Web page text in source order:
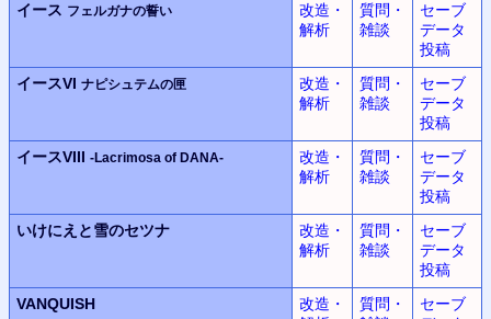
イース フェルガナの誓い
改造・
解析
質問・
雑談
セーブ
データ
投稿
イースVI ナピシュテムの匣
改造・
解析
質問・
雑談
セーブ
データ
投稿
イースVIII -Lacrimosa of DANA-
改造・
解析
質問・
雑談
セーブ
データ
投稿
いけにえと雪のセツナ
改造・
解析
質問・
雑談
セーブ
データ
投稿
VANQUISH
改造・
質問・
セーブ